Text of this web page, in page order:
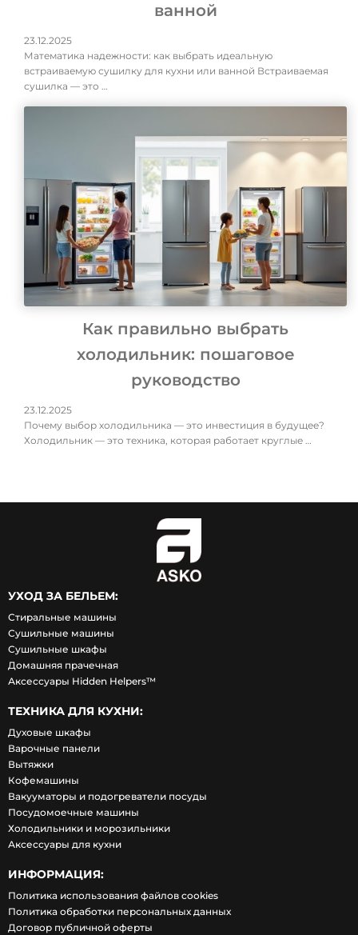
ванной
23.12.2025
Математика надежности: как выбрать идеальную
встраиваемую сушилку для кухни или ванной Встраиваемая
сушилка — это …
Как правильно выбрать
холодильник: пошаговое
руководство
23.12.2025
Почему выбор холодильника — это инвестиция в будущее?
Холодильник — это техника, которая работает круглые …
УХОД ЗА БЕЛЬЕМ:
Стиральные машины
Сушильные машины
Сушильные шкафы
Домашняя прачечная
Аксессуары Hidden Helpers™
ТЕХНИКА ДЛЯ КУХНИ:
Духовые шкафы
Варочные панели
Вытяжки
Кофемашины
Вакууматоры и подогреватели посуды
Посудомоечные машины
Холодильники и морозильники
Аксессуары для кухни
ИНФОРМАЦИЯ:
Политика использования файлов cookies
Политика обработки персональных данных
Договор публичной оферты